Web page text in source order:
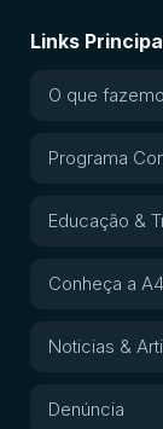
Links
O que
Programa
Educação &
Conheça a
Noticias &
Denúncia